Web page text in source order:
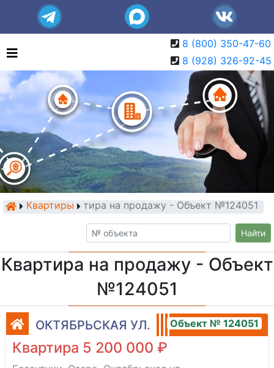
8 (800) 350-47-60
8 (928) 326-92-45
КвартирыКвартира на продажу - Объект №124051
Найти
Квартира на продажу - Объект
№124051
ОКТЯБРЬСКАЯ УЛ. Объект № 124051
Квартира 5 200 000 ₽